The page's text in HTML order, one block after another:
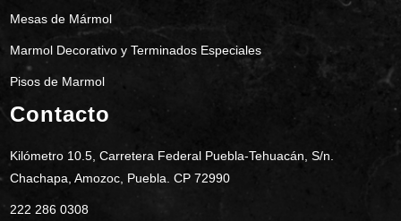
Mesas de Mármol
Marmol Decorativo y Terminados Especiales
Pisos de Marmol
Contacto
Kilómetro 10.5, Carretera Federal Puebla-Tehuacán, S/n.
Chachapa, Amozoc, Puebla. CP 72990
222 286 0308